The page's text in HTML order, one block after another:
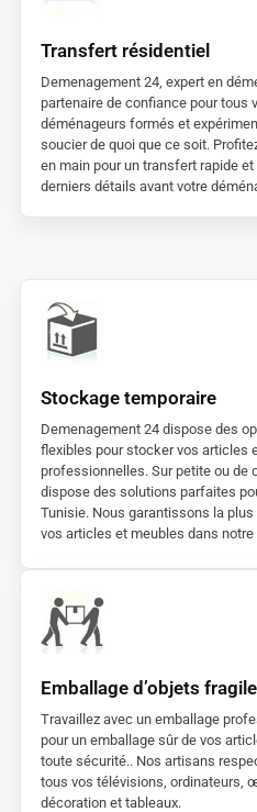
Transfert résidentiel
Demenagement 24, expert en
partenaire de confiance pour tous
déménageurs formés et
soucier de quoi que ce soit.
en main pour un transfert rapide
derniers détails avant votre
Stockage temporaire
Demenagement 24 dispose des
flexibles pour stocker vos articles
professionnelles. Sur petite ou de
dispose des solutions parfaites
Tunisie. Nous garantissons la
vos articles et meubles dans
Emballage d’objets
Travaillez avec un emballage
pour un emballage sûr de vos
toute sécurité.. Nos artisans
tous vos télévisions, ordinateurs,
décoration et tableaux.